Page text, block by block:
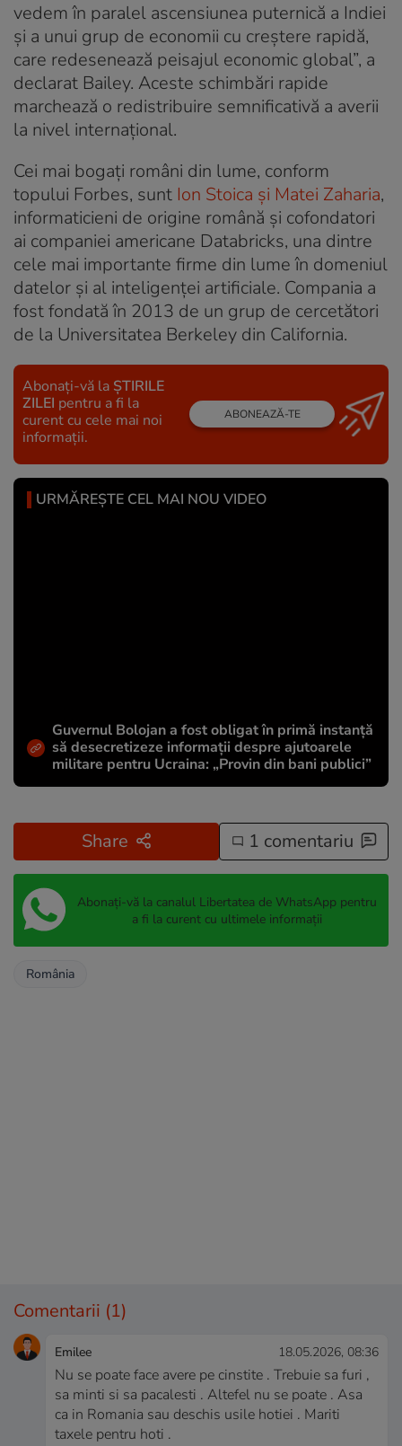
vedem în paralel ascensiunea puternică a Indiei
și a unui grup de economii cu creștere rapidă,
care redesenează peisajul economic global”, a
declarat Bailey. Aceste schimbări rapide
marchează o redistribuire semnificativă a averii
la nivel internațional.
Cei mai bogați români din lume, conform
topului Forbes, sunt Ion Stoica și Matei Zaharia,
informaticieni de origine română și cofondatori
ai companiei americane Databricks, una dintre
cele mai importante firme din lume în domeniul
datelor și al inteligenței artificiale. Compania a
fost fondată în 2013 de un grup de cercetători
de la Universitatea Berkeley din California.
Abonați-vă la ȘTIRILE
ZILEI pentru a fi la
curent cu cele mai noi
informații.
ABONEAZĂ-TE
URMĂREȘTE CEL MAI NOU VIDEO
Guvernul Bolojan a fost obligat în primă instanță
să desecretizeze informații despre ajutoarele
militare pentru Ucraina: „Provin din bani publici”
Share 1 comentariu
Abonați-vă la canalul Libertatea de WhatsApp pentru
a fi la curent cu ultimele informații
România
Comentarii (1)
Emilee 18.05.2026, 08:36
Nu se poate face avere pe cinstite . Trebuie sa furi ,
sa minti si sa pacalesti . Altefel nu se poate . Asa
ca in Romania sau deschis usile hotiei . Mariti
taxele pentru hoti .